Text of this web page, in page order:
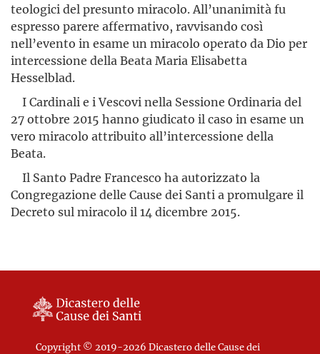
teologici del presunto miracolo. All’unanimità fu
espresso parere affermativo, ravvisando così
nell’evento in esame un miracolo operato da Dio per
intercessione della Beata Maria Elisabetta
Hesselblad.
I Cardinali e i Vescovi nella Sessione Ordinaria del
27 ottobre 2015 hanno giudicato il caso in esame un
vero miracolo attribuito al­l’intercessione della
Beata.
Il Santo Padre Francesco ha autorizzato la
Congregazione delle Cause dei Santi a promulgare il
Decreto sul miracolo il 14 dicembre 2015.
Copyright © 2019-2026 Dicastero delle Cause dei